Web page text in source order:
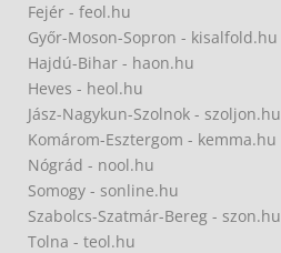
Fejér - feol.hu
Győr-Moson-Sopron - kisalfold.hu
Hajdú-Bihar - haon.hu
Heves - heol.hu
Jász-Nagykun-Szolnok - szoljon.hu
Komárom-Esztergom - kemma.hu
Nógrád - nool.hu
Somogy - sonline.hu
Szabolcs-Szatmár-Bereg - szon.hu
Tolna - teol.hu